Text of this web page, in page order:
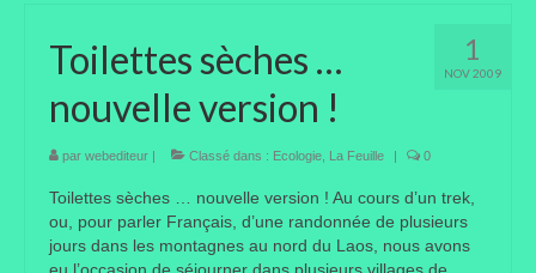
Boissons
Autres
Règlement Intérieur – Statuts et cotisation JPL
2016/17
1
NOV 2009
Toilettes sèches …
nouvelle version !
par webediteur | Classé dans : Ecologie La Feuille | 0
Toilettes sèches … nouvelle version ! Au cours d’un trek,
ou, pour parler Français, d’une randonnée de plusieurs
jours dans les montagnes au nord du Laos, nous avons